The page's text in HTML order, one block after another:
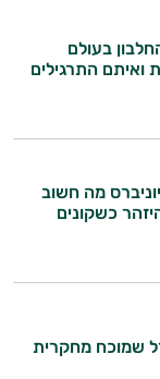
בעולם
ואיתם התרגילים
מה חשוב
כשקונים
שמוכח מחקרית